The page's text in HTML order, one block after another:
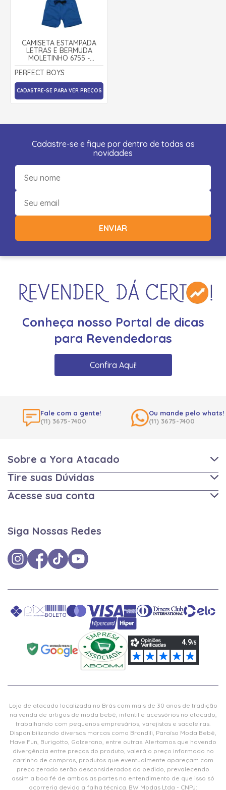
CAMISETA ESTAMPADA
LETRAS E BERMUDA
MOLETINHO 6755 -
PERFECT BOY
PERFECT BOYS
CADASTRE-SE PARA VER PREÇOS
Cadastre-se e fique por dentro de todas as
novidades
ENVIAR
Conheça nosso Portal de dicas
para Revendedoras
Confira Aqui!
Fale com a gente!
(11) 3675-7400
Ou mande pelo whats!
(11) 3675-7400
Sobre a Yora Atacado
Tire suas Dúvidas
Acesse sua conta
Siga Nossas Redes
Loja de atacado localizada no Brás com mais de 30 anos de tradição
na venda de artigos de moda bebê, infantil e acessórios no atacado,
trabalhando com pequenos empresários, varejistas e sacoleiras.
Disponibilizando diversas marcas como Brandili, Paraíso Moda Bebê,
Have Fun, Burigotto, Galzerano, entre outras. Alertamos que havendo
divergência entre preços do produto, valerá o preço informado no
carrinho de compras, produtos que eventualmente apareçam com
preço zerado serão desconsiderados do pedido, prevalecendo
assim a boa fé de ambas as partes no entendimento de que isso só
ocorreria devido a falha técnica. BW Modas Ltda - CNPJ: